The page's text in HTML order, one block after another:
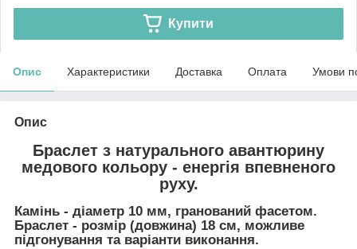
Купити
Опис Характеристики Доставка Оплата Умови
Опис
Браслет з натурального авантюрину
медового кольору - енергія впевненого
руху.
Камінь - діаметр 10 мм, гранований фасетом.
Браслет - розмір (довжина) 18 см, можливе
підгонування та варіанти виконання.